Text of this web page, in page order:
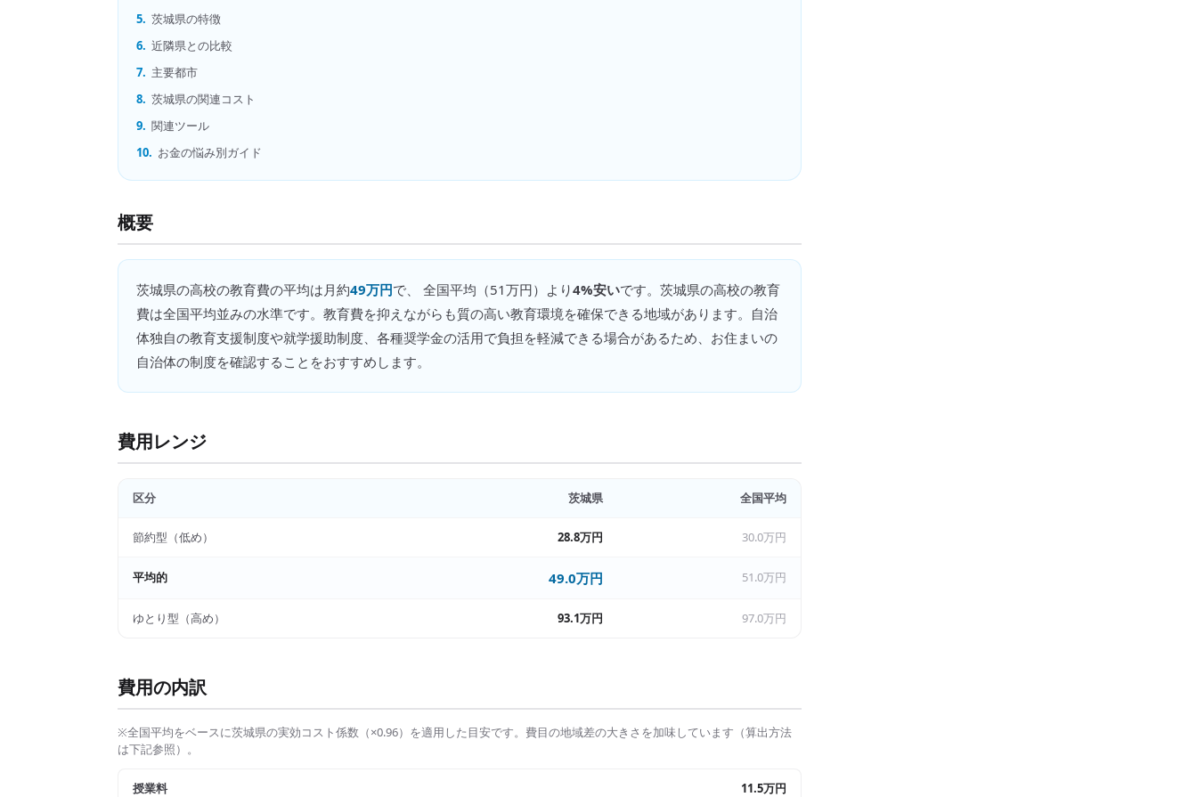
5. 茨城県の特徴
6. 近隣県との比較
7. 主要都市
8. 茨城県の関連コスト
9. 関連ツール
10. お金の悩み別ガイド
概要
茨城県の高校の教育費の平均は月約49万円で、 全国平均（51万円）より4%安いです。 茨城県の高校の教育
費は全国平均並みの水準です。教育費を抑えながらも質の高い教育環境を確保できる地域があります。自治
体独自の教育支援制度や就学援助制度、各種奨学金の活用で負担を軽減できる場合があるため、お住まいの
自治体の制度を確認することをおすすめします。
費用レンジ
区分 茨城県 全国平均
節約型（低め） 28.8万円 30.0万円
平均的 49.0万円 51.0万円
ゆとり型（高め） 93.1万円 97.0万円
費用の内訳
※全国平均をベースに茨城県の実効コスト係数（×0.96）を適用した目安です。費目の地域差の大きさを加味しています（算出方法
は下記参照）。
授業料 11.5万円